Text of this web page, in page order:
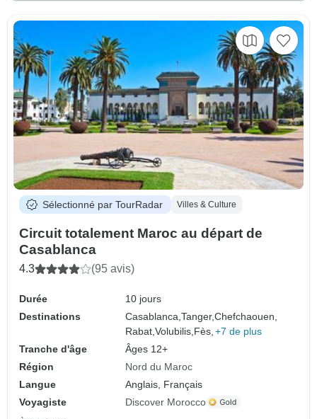
Sélectionné par TourRadar Villes & Culture
Circuit totalement Maroc au départ de
Casablanca
4.3 (95 avis)
Durée
10 jours
Destinations
Casablanca,Tanger,Chefchaouen,
Rabat,Volubilis, Fès, +7 de plus
Tranche d'âge
Âges 12+
Région
Nord du Maroc
Langue
Anglais, Français
Voyagiste
Discover Morocco